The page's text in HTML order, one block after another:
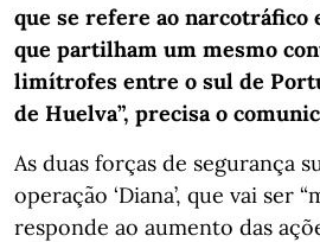
que se refere ao narcotráfico
que partilham um mesmo
limítrofes entre o sul de
de Huelva”, precisa o
As duas forças de segurança
operação ‘Diana’, que vai ser
responde ao aumento das